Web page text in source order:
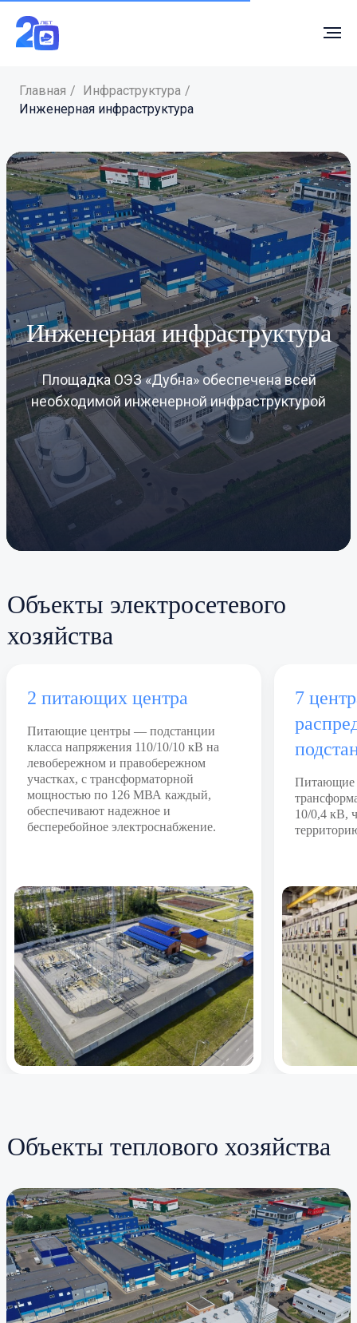
Главная / Инфраструктура /
Инженерная инфраструктура
Инженерная инфраструктура
Площадка ОЭЗ «Дубна» обеспечена всей
необходимой инженерной инфраструктурой
Объекты электросетевого
хозяйства
2 питающих центра
Питающие центры — подстанции
класса напряжения 110/10/10 кВ на
левобережном и правобережном
участках, с трансформаторной
мощностью по 126 МВА каждый,
обеспечивают надежное и
бесперебойное электроснабжение.
7
Питающие
10/0,4 кВ,
Объекты теплового хозяйства